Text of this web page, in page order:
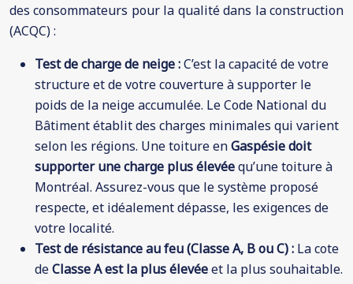
des consommateurs pour la qualité dans la construction
(ACQC) :
Test de charge de neige :C’est la capacité de votre
structure et de votre couverture à supporter le
poids de la neige accumulée. Le Code National du
Bâtiment établit des charges minimales qui varient
selon les régions. Une toiture enGaspésie doit
supporter une charge plus élevéequ’une toiture à
Montréal. Assurez-vous que le système proposé
respecte, et idéalement dépasse, les exigences de
votre localité.
Test de résistance au feu (Classe A, B ou C) : La cote
deClasse A est la plus élevéeet la plus souhaitable.